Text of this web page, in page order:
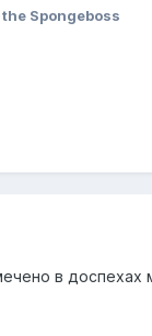
Spongeboss
в доспехах